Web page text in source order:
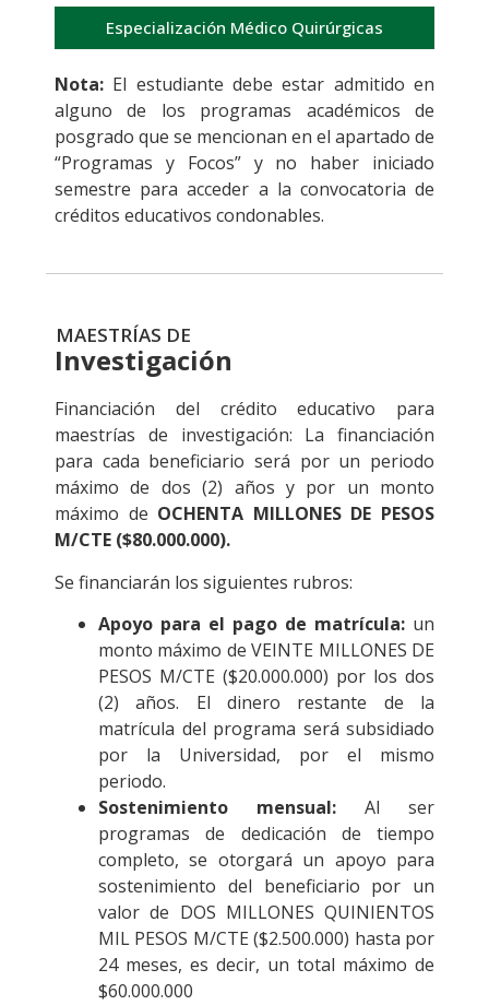
Especialización Médico Quirúrgicas
Nota: El estudiante debe estar admitido en
alguno de los programas académicos de
posgrado que se mencionan en el apartado de
“Programas y Focos” y no haber iniciado
semestre para acceder a la convocatoria de
créditos educativos condonables.
MAESTRÍAS DE
Investigación
Financiación del crédito educativo para
maestrías de investigación: La financiación
para cada beneficiario será por un periodo
máximo de dos (2) años y por un monto
máximo de OCHENTA MILLONES DE PESOS
M/CTE ($80.000.000).
Se financiarán los siguientes rubros:
Apoyo para el pago de matrícula: un
monto máximo de VEINTE MILLONES DE
PESOS M/CTE ($20.000.000) por los dos
(2) años. El dinero restante de la
matrícula del programa será subsidiado
por la Universidad, por el mismo
periodo.
Sostenimiento mensual: Al ser
programas de dedicación de tiempo
completo, se otorgará un apoyo para
sostenimiento del beneficiario por un
valor de DOS MILLONES QUINIENTOS
MIL PESOS M/CTE ($2.500.000) hasta por
24 meses, es decir, un total máximo de
$60.000.000